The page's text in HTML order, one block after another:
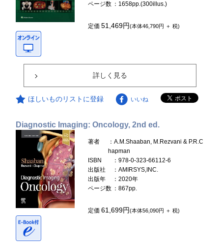
ページ数 ：1658pp.(300illus.)
定価51,469円(本体46,790円 ＋ 税)
詳しく見る
ほしいものリストに登録 いいね
Diagnostic Imaging: Oncology, 2nd ed.
著者
：A.M.Shaaban, M.Rezvani & P.R.C
hapman
ISBN
：978-0-323-66112-6
出版社
：AMIRSYS,INC.
出版年
：2020年
ページ数 ：867pp.
定価61,699円(本体56,090円 ＋ 税)